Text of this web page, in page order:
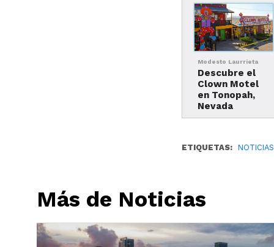
Modesto Laurrieta
Descubre el
Clown Motel
en Tonopah,
Nevada
ETIQUETAS: NOTICIAS
Más de Noticias